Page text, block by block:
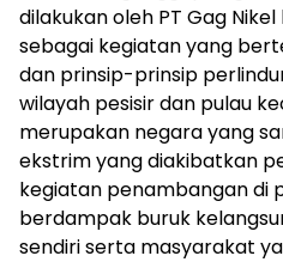
dilakukan oleh PT Gag
sebagai kegiatan yang
dan prinsip-prinsip
wilayah pesisir dan pulau
merupakan negara yang
ekstrim yang diakibatkan
kegiatan penambangan di
berdampak buruk
sendiri serta masyarakat